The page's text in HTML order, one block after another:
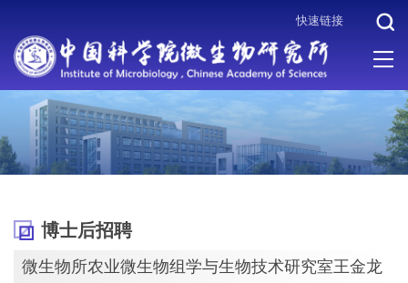
快速链接
博士后招聘
微生物所农业微生物组学与生物技术研究室王金龙